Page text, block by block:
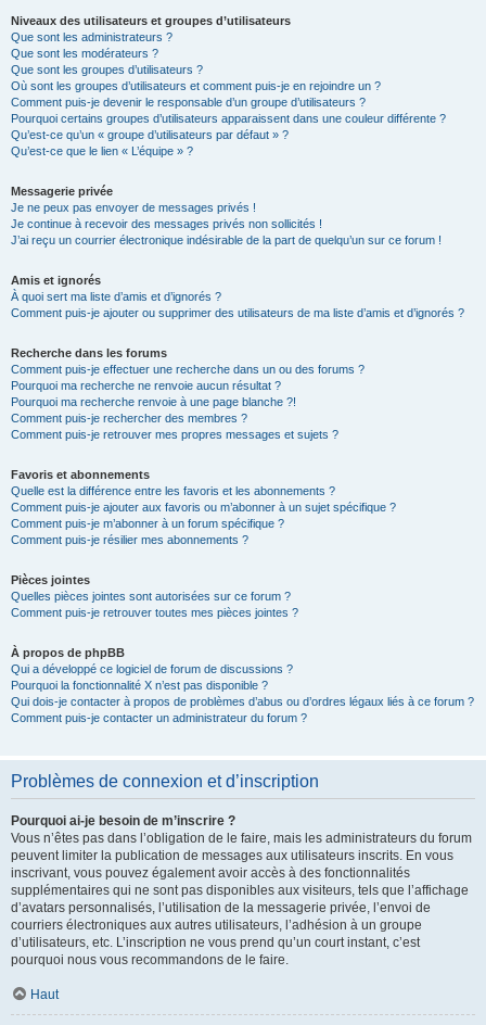
Niveaux des utilisateurs et groupes d’utilisateurs
Que sont les administrateurs ?
Que sont les modérateurs ?
Que sont les groupes d’utilisateurs ?
Où sont les groupes d’utilisateurs et comment puis-je en rejoindre un ?
Comment puis-je devenir le responsable d’un groupe d’utilisateurs ?
Pourquoi certains groupes d’utilisateurs apparaissent dans une couleur différente ?
Qu’est-ce qu’un « groupe d’utilisateurs par défaut » ?
Qu’est-ce que le lien « L’équipe » ?
Messagerie privée
Je ne peux pas envoyer de messages privés !
Je continue à recevoir des messages privés non sollicités !
J’ai reçu un courrier électronique indésirable de la part de quelqu’un sur ce forum !
Amis et ignorés
À quoi sert ma liste d’amis et d’ignorés ?
Comment puis-je ajouter ou supprimer des utilisateurs de ma liste d’amis et d’ignorés ?
Recherche dans les forums
Comment puis-je effectuer une recherche dans un ou des forums ?
Pourquoi ma recherche ne renvoie aucun résultat ?
Pourquoi ma recherche renvoie à une page blanche ?!
Comment puis-je rechercher des membres ?
Comment puis-je retrouver mes propres messages et sujets ?
Favoris et abonnements
Quelle est la différence entre les favoris et les abonnements ?
Comment puis-je ajouter aux favoris ou m’abonner à un sujet spécifique ?
Comment puis-je m’abonner à un forum spécifique ?
Comment puis-je résilier mes abonnements ?
Pièces jointes
Quelles pièces jointes sont autorisées sur ce forum ?
Comment puis-je retrouver toutes mes pièces jointes ?
À propos de phpBB
Qui a développé ce logiciel de forum de discussions ?
Pourquoi la fonctionnalité X n’est pas disponible ?
Qui dois-je contacter à propos de problèmes d’abus ou d’ordres légaux liés à ce forum ?
Comment puis-je contacter un administrateur du forum ?
Problèmes de connexion et d’inscription
Pourquoi ai-je besoin de m’inscrire ?
Vous n’êtes pas dans l’obligation de le faire, mais les administrateurs du forum
peuvent limiter la publication de messages aux utilisateurs inscrits. En vous
inscrivant, vous pouvez également avoir accès à des fonctionnalités
supplémentaires qui ne sont pas disponibles aux visiteurs, tels que l’affichage
d’avatars personnalisés, l’utilisation de la messagerie privée, l’envoi de
courriers électroniques aux autres utilisateurs, l’adhésion à un groupe
d’utilisateurs, etc. L’inscription ne vous prend qu’un court instant, c’est
pourquoi nous vous recommandons de le faire.
Haut